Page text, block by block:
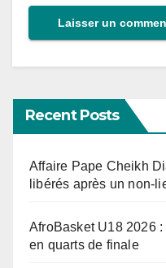
Recent Posts
Affaire Pape Cheikh
libérés après un non-
AfroBasket U18 2026
en quarts de finale